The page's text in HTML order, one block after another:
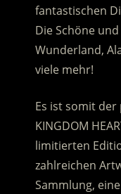
fantastischen
Die Schöne
Wunderland,
viele mehr!
Es ist somit
KINGDOM
limitierten
zahlreichen
Sammlung,